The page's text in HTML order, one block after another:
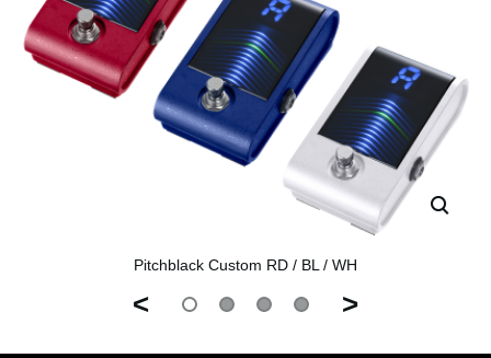
Pitchblack Custom RD / BL / WH
< >